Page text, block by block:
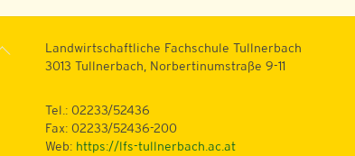
Back
Landwirtschaftliche Fachschule Tullnerbach
3013 Tullnerbach, Norbertinumstraße 9-11
Tel.: 02233/52436
Fax: 02233/52436-200
Web: https://lfs-tullnerbach.ac.at